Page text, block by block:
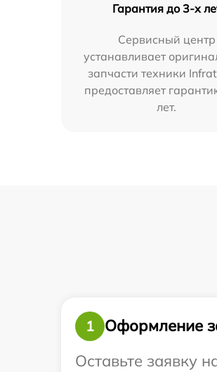
Гарантия до 3-х
Сервисный центр
устанавливает
запчасти техники
предоставляет
лет.
1
Оформление
Оставьте заявку